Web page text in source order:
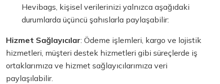
Hevibags, kişisel verilerinizi yalnızca aşağıdaki
durumlarda üçüncü şahıslarla paylaşabilir:
Hizmet Sağlayıcılar: Ödeme işlemleri, kargo ve lojistik
hizmetleri, müşteri destek hizmetleri gibi süreçlerde iş
ortaklarımıza ve hizmet sağlayıcılarımıza veri
paylaşılabilir.